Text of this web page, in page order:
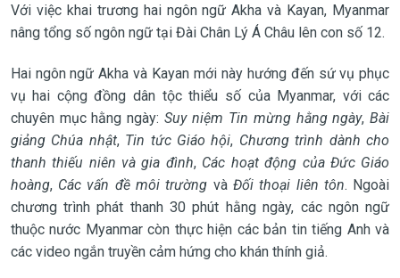
Với việc khai trương hai ngôn ngữ Akha và Kayan, Myanmar
nâng tổng số ngôn ngữ tại Đài Chân Lý Á Châu lên con số 12.
Hai ngôn ngữ Akha và Kayan mới này hướng đến sứ vụ phục
vụ hai cộng đồng dân tộc thiểu số của Myanmar, với các
chuyên mục hằng ngày:Suy niệm Tin mừng hằng ngày,Bài
giảng Chúa nhật, Tin tức Giáo hội, Chương trình dành cho
thanh thiếu niên và gia đình, Các hoạt động của Đức Giáo
hoàng, Các vấn đề môi trường vàĐối thoại liên tôn. Ngoài
chương trình phát thanh 30 phút hằng ngày, các ngôn ngữ
thuộc nước Myanmar còn thực hiện các bản tin tiếng Anh và
các video ngắn truyền cảm hứng cho khán thính giả.